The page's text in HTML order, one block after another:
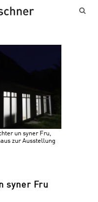
un syner Fru,
zur Ausstellung
syner Fru